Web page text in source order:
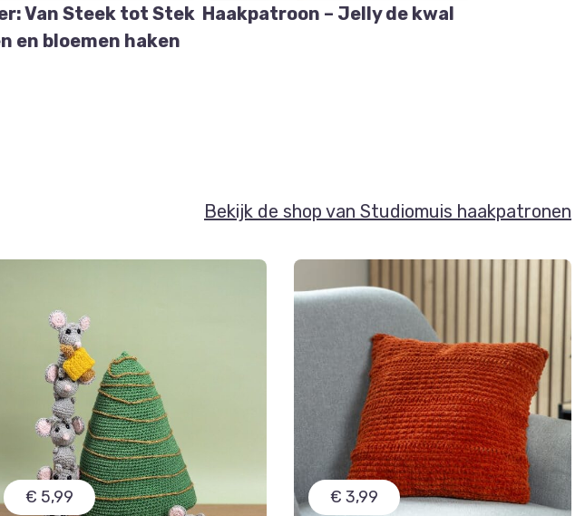
Van Steek tot Stek
en bloemen haken
Haakpatroon – Jelly de kwal
Bekijk de shop van Studiomuis haakpatronen
€ 5,99 € 3,99